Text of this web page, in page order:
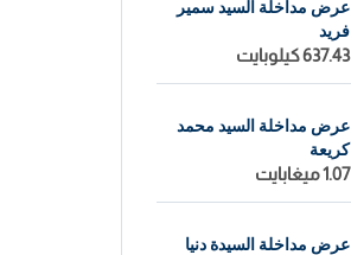
عرض مداخلة السيد سمير
فريد
637.43 كيلوبايت
عرض مداخلة السيد محمد
كريعة
1.07 ميغابايت
عرض مداخلة السيدة دنيا